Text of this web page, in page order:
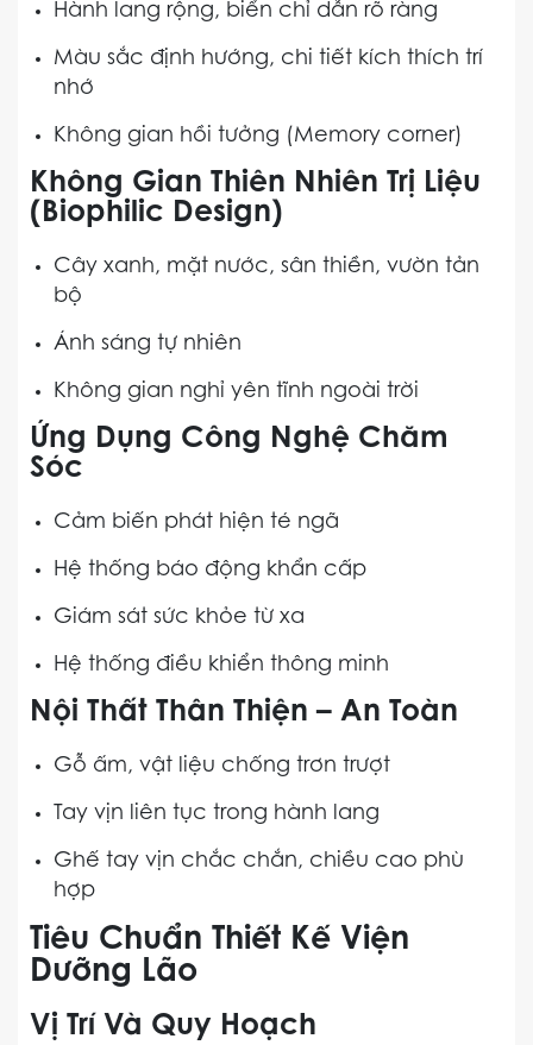
Hành lang rộng, biển chỉ dẫn rõ ràng
Màu sắc định hướng, chi tiết kích thích trí
nhớ
Không gian hồi tưởng (Memory corner)
Không Gian Thiên Nhiên Trị Liệu
(Biophilic Design)
Cây xanh, mặt nước, sân thiền, vườn tản
bộ
Ánh sáng tự nhiên
Không gian nghỉ yên tĩnh ngoài trời
Ứng Dụng Công Nghệ Chăm
Sóc
Cảm biến phát hiện té ngã
Hệ thống báo động khẩn cấp
Giám sát sức khỏe từ xa
Hệ thống điều khiển thông minh
Nội Thất Thân Thiện – An Toàn
Gỗ ấm, vật liệu chống trơn trượt
Tay vịn liên tục trong hành lang
Ghế tay vịn chắc chắn, chiều cao phù
hợp
Tiêu Chuẩn Thiết Kế Viện
Dưỡng Lão
Vị Trí Và Quy Hoạch